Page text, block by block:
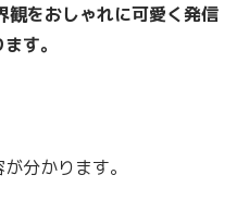
観をおしゃれに可愛く発信
す。
分かります。